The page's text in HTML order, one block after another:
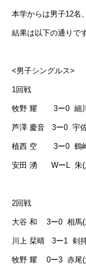
本学からは男子12名
結果は以下の通りです
<男子シングルス>
1回戦
牧野 耀 3ー0 細川
芦澤 慶音 3ー0 宇
植西 空 3ー0 鶴
安田 湧 Wー L 朱(
2回戦
大谷 和 3ー0 相馬(
川上 栞晴 3ー1 剣
牧野 耀 0ー3 赤尾(